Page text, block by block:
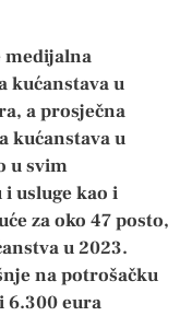
medijalna
kućanstava u
a prosječna
kućanstava u
u svim
usluge kao i
za oko 47 posto,
u 2023.
na potrošačku
6.300 eura